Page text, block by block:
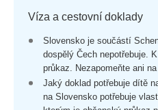
Víza a cestovní doklady
Slovensko je součástí
dospělý Čech nepotřebuje.
průkaz. Nezapomeňte ani
Jaký doklad potřebuje dítě
na Slovensko potřebuje